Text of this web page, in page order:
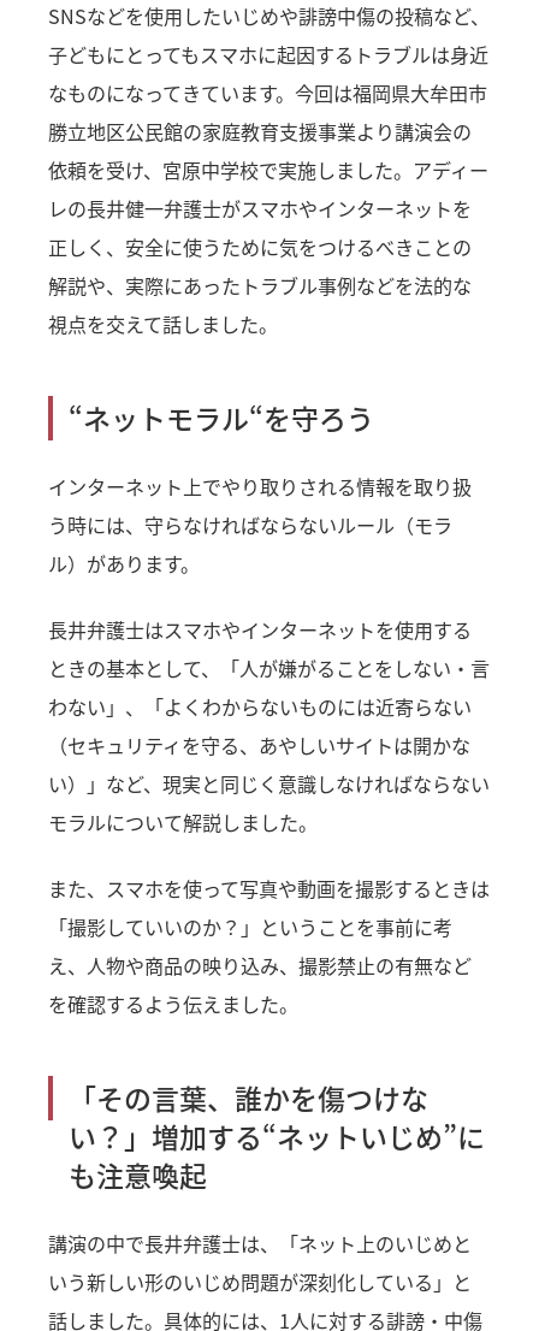
SNSなどを使用したいじめや誹謗中傷の投稿など、
子どもにとってもスマホに起因するトラブルは身近
なものになってきています。今回は福岡県大牟田市
勝立地区公民館の家庭教育支援事業より講演会の
依頼を受け、宮原中学校で実施しました。アディー
レの長井健一弁護士がスマホやインターネットを
正しく、安全に使うために気をつけるべきことの
解説や、実際にあったトラブル事例などを法的な
視点を交えて話しました。
“ネットモラル“を守ろう
インターネット上でやり取りされる情報を取り扱
う時には、守らなければならないルール（モラ
ル）があります。
長井弁護士はスマホやインターネットを使用する
ときの基本として、「人が嫌がることをしない・言
わない」、「よくわからないものには近寄らない
（セキュリティを守る、あやしいサイトは開かな
い）」など、現実と同じく意識しなければならない
モラルについて解説しました。
また、スマホを使って写真や動画を撮影するときは
「撮影していいのか？」ということを事前に考
え、人物や商品の映り込み、撮影禁止の有無など
を確認するよう伝えました。
「その言葉、誰かを傷つけな
い？」増加する“ネットいじめ”に
も注意喚起
講演の中で長井弁護士は、「ネット上のいじめと
いう新しい形のいじめ問題が深刻化している」と
話しました。具体的には、1人に対する誹謗・中傷